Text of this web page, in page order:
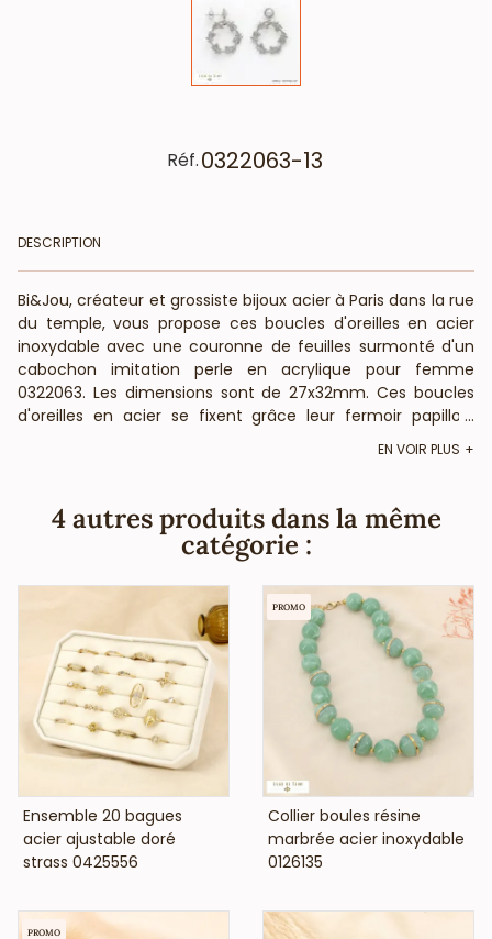
Réf.0322063-13
DESCRIPTION
Bi&Jou, créateur et grossiste bijoux acier à Paris dans la rue
du temple, vous propose ces boucles d'oreilles en acier
inoxydable avec une couronne de feuilles surmonté d'un
cabochon imitation perle en acrylique pour femme
0322063. Les dimensions sont de 27x32mm. Ces boucles
d'oreilles en acier se fixent grâce leur fermoir papillon.
mode et de la beauté, vous annonce que ces boucles
cadmium et sont hypoallergéniques.
...
EN VOIR PLUS
4 autres produits dans la même
catégorie :
VOIR LE PRIX
Ensemble 20 bagues
acier ajustable doré
strass 0425556
VOIR LE PRIX
Collier boules résine
marbrée acier inoxydable
0126135
PROMO
PROMO